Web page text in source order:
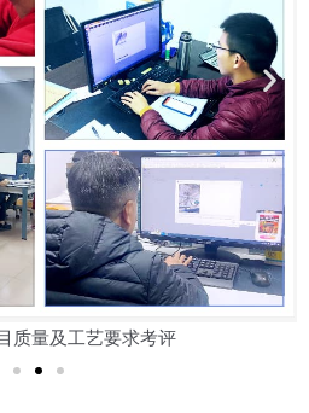
质量及工艺要求考评